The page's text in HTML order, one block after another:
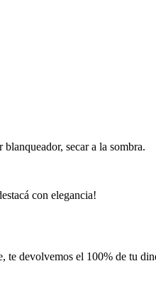
secar a la sombra.
con elegancia!
te devolvemos el 100% de tu